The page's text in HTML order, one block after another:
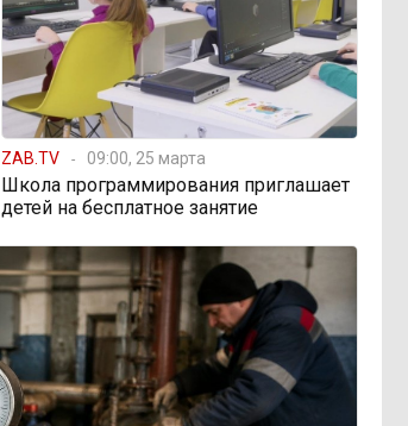
ZAB.TV 09:00, 25 марта
Школа программирования приглашает
детей на бесплатное занятие